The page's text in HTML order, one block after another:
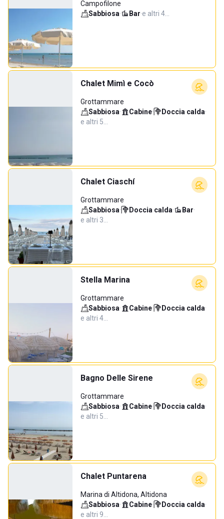
Campofilone
Sabbiosa· Bar·e altri 4…
Chalet Mimì e Cocò
Grottammare
Sabbiosa· Cabine· Doccia calda·
e altri 5…
Chalet Ciaschí
Grottammare
Sabbiosa· Doccia calda· Bar·
e altri 3…
Stella Marina
Grottammare
Sabbiosa· Cabine· Doccia calda·
e altri 4…
Bagno Delle Sirene
Grottammare
Sabbiosa· Cabine· Doccia calda·
e altri 5…
Chalet Puntarena
Marina di Altidona, Altidona
Sabbiosa· Cabine· Doccia calda·
e altri 9…